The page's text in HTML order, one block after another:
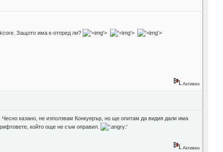
Защото има к-отпред ли? '> '> '>
Активен
. Чесно казано, не използвам Конкуерър, но ще опитам да видия дали има
който още не съм оправил.
Активен